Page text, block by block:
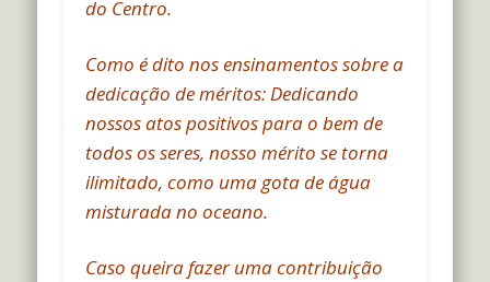
do Centro.
Como é dito nos ensinamentos sobre a
dedicação de méritos: Dedicando
nossos atos positivos para o bem de
todos os seres, nosso mérito se torna
ilimitado, como uma gota de água
misturada no oceano.
Caso queira fazer uma contribuição